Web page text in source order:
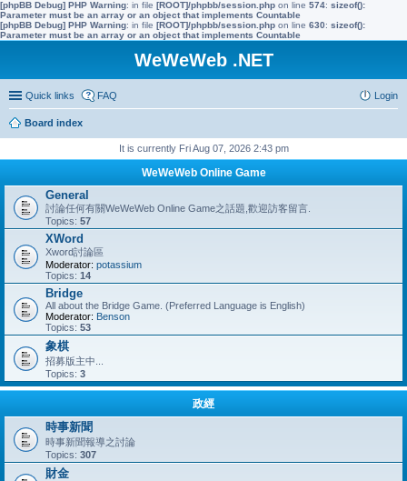
[phpBB Debug] PHP Warning: in file [ROOT]/phpbb/session.php on line 574: sizeof():
Parameter must be an array or an object that implements Countable
[phpBB Debug] PHP Warning: in file [ROOT]/phpbb/session.php on line 630: sizeof():
Parameter must be an array or an object that implements Countable
WeWeWeb .NET
Quick links FAQ Login
Board index
It is currently Fri Aug 07, 2026 2:43 pm
WeWeWeb Online Game
General
討論任何有關WeWeWeb Online Game之話題,歡迎訪客留言.
Topics: 57
XWord
Xword討論區
Moderator: potassium
Topics: 14
Bridge
All about the Bridge Game. (Preferred Language is English)
Moderator: Benson
Topics: 53
象棋
招募版主中...
Topics: 3
政經
時事新聞
時事新聞報導之討論
Topics: 307
財金